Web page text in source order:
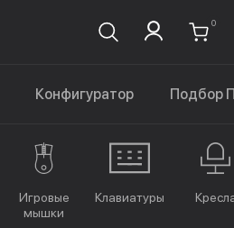
0
Конфигуратор Подбор
Игровые
мышки
Клавиатуры